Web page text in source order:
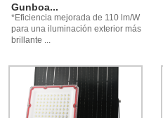
Gunboa...
*Eficiencia mejorada de 110 lm/W
para una iluminación exterior más
brillante ...